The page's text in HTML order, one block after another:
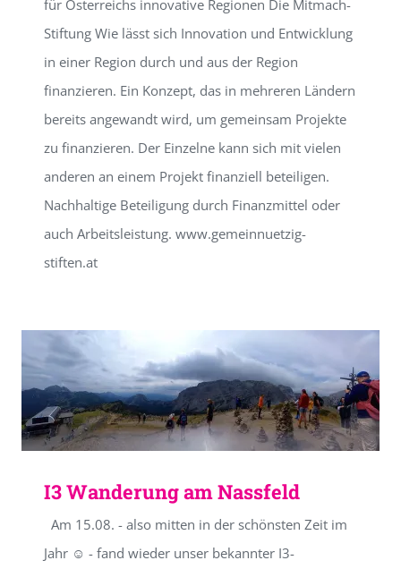
für Österreichs innovative Regionen Die Mitmach-
Stiftung Wie lässt sich Innovation und Entwicklung
in einer Region durch und aus der Region
finanzieren. Ein Konzept, das in mehreren Ländern
bereits angewandt wird, um gemeinsam Projekte
zu finanzieren. Der Einzelne kann sich mit vielen
anderen an einem Projekt finanziell beteiligen.
Nachhaltige Beteiligung durch Finanzmittel oder
auch Arbeitsleistung. www.gemeinnuetzig-
stiften.at
I3 Wanderung am Nassfeld
Am 15.08. - also mitten in der schönsten Zeit im
Jahr ☺ - fand wieder unser bekannter I3-